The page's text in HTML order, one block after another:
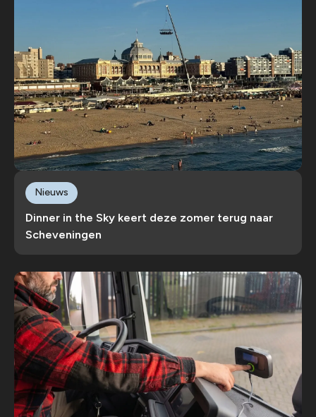
Dinner in the Sky keert deze zomer terug naar
Scheveningen
Nieuws